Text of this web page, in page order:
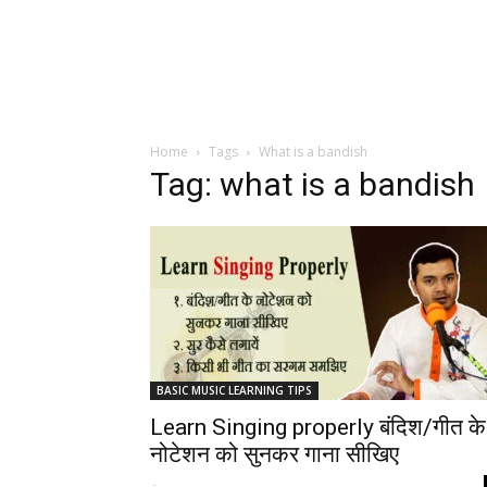
Home Tags What is a bandish
Tag: what is a bandish
BASIC MUSIC LEARNING TIPS
Learn Singing properly बंदिश/गीत के
नोटेशन को सुनकर गाना सीखिए
-